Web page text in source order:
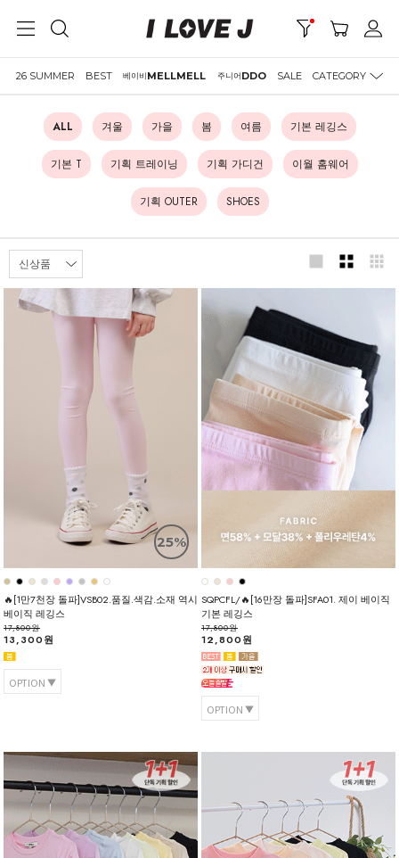
26 SUMMER BEST 베이비MELLMELL 주니어DDO SALE CATEGORY
ALL 겨울 가을 봄 여름 기본 레깅스
기본 T 기획 트레이닝 기획 가디건 이월 홈웨어
기획 OUTER SHOES
25%
🔥[1만7천장 돌파]VSB02.품질.색감.소재 역시
베이직 레깅스
17,800원
13,300원
OPTION
SQPCFL/🔥[16만장 돌파]SFA01. 제이 베이직
기본 레깅스
17,800원
12,800원
OPTION